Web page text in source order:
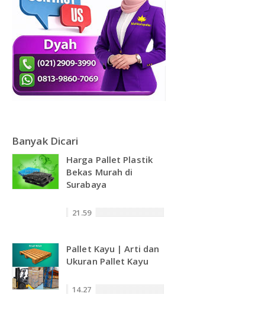
Banyak Dicari
Harga Pallet Plastik
Bekas Murah di
Surabaya
21.59
Pallet Kayu | Arti dan
Ukuran Pallet Kayu
14.27